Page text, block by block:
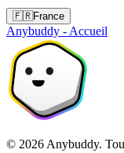
🇫🇷France
Anybuddy - Accueil
© 2026 Anybuddy.